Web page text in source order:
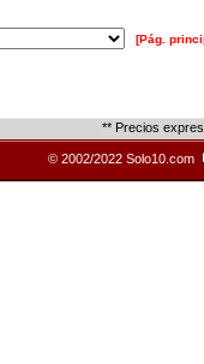
[Pág.
** Precios
© 2002/2022 Solo10.com